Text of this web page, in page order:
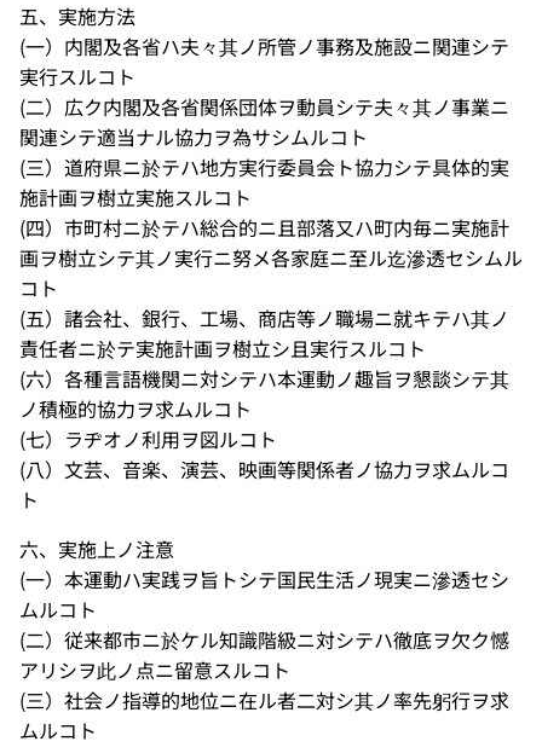
五、実施方法
(一）内閣及各省ハ夫々其ノ所管ノ事務及施設ニ関連シテ
実行スルコト
(二）広ク内閣及各省関係団体ヲ動員シテ夫々其ノ事業ニ
関連シテ適当ナル協力ヲ為サシムルコト
(三）道府県ニ於テハ地方実行委員会ト協力シテ具体的実
施計画ヲ樹立実施スルコト
(四）市町村ニ於テハ総合的ニ且部落又ハ町内毎ニ実施計
画ヲ樹立シテ其ノ実行ニ努メ各家庭ニ至ル迄滲透セシムル
コト
(五）諸会社、銀行、工場、商店等ノ職場ニ就キテハ其ノ
責任者ニ於テ実施計画ヲ樹立シ且実行スルコト
(六）各種言語機関ニ対シテハ本運動ノ趣旨ヲ懇談シテ其
ノ積極的協力ヲ求ムルコト
(七）ラヂオノ利用ヲ図ルコト
(八）文芸、音楽、演芸、映画等関係者ノ協力ヲ求ムルコ
ト
六、実施上ノ注意
(一）本運動ハ実践ヲ旨トシテ国民生活ノ現実ニ滲透セシ
ムルコト
(二）従来都市ニ於ケル知識階級ニ対シテハ徹底ヲ欠ク憾
アリシヲ此ノ点ニ留意スルコト
(三）社会ノ指導的地位ニ在ル者二対シ其ノ率先躬行ヲ求
ムルコト